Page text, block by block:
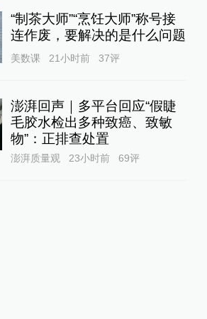
“制茶大师”“烹饪大师”称号接
连作废，要解决的是什么问题
美数课 21小时前 37评
澎湃回声｜多平台回应“假睫
毛胶水检出多种致癌、致敏
物”：正排查处置
澎湃质量观 23小时前 69评